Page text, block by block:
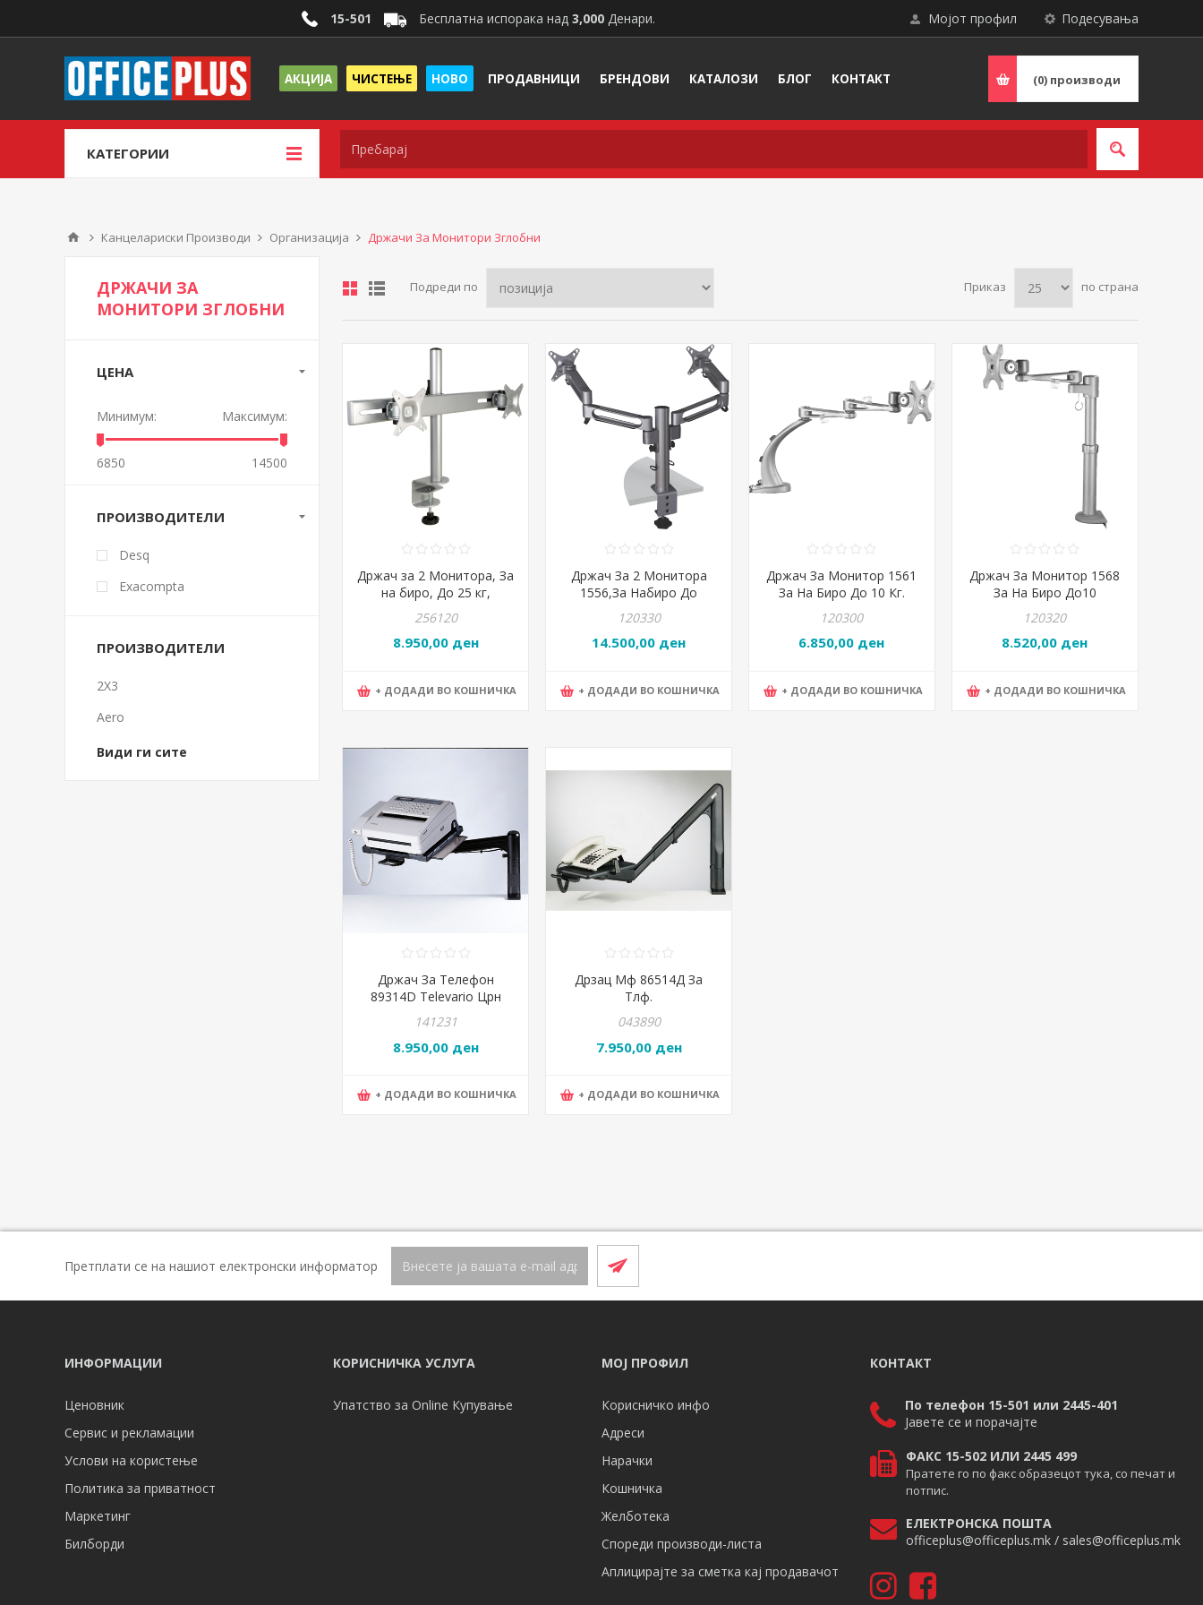
Подесувања
Мојот профил
15-501 Бесплатна испорака над 3,000 Денари.
АКЦИЈА ЧИСТЕЊЕ НОВО ПРОДАВНИЦИ БРЕНДОВИ КАТАЛОЗИ БЛОГ КОНТАКТ (0) производи
КАТЕГОРИИ
Канцелариски Производи Организација Држачи За Монитори Зглобни
Подреди по Приказ по страна
Држач за 2 Мониторa, За
на биро, До 25 кг,
Ротација на екран 90°,
Desq, 1559
256120
8.950,00 ден
+ ДОДАДИ ВО КОШНИЧКА
Држач За 2 Монитора
1556,За Набиро До
25Кг.Ротација До 90-
Долж.2-25Цм Височи
120330
14.500,00 ден
+ ДОДАДИ ВО КОШНИЧКА
Држач За Монитор 1561
За На Биро До 10 Кг.
Ротациај До180-Долж.20-
61Ц Висо
120300
6.850,00 ден
+ ДОДАДИ ВО КОШНИЧКА
Држач За Монитор 1568
За На Биро До10
Кг,Ротација До 180
-Долж. 30Цм Височина
120320
8.520,00 ден
+ ДОДАДИ ВО КОШНИЧКА
Држач За Телефон
89314D Televario Црн
141231
8.950,00 ден
+ ДОДАДИ ВО КОШНИЧКА
Дрзац Мф 86514Д За
Тлф.
043890
7.950,00 ден
+ ДОДАДИ ВО КОШНИЧКА
ДРЖАЧИ ЗА
МОНИТОРИ ЗГЛОБНИ
ЦЕНА
Минимум: Максимум:
6850 14500
ПРОИЗВОДИТЕЛИ
Desq
Exacompta
ПРОИЗВОДИТЕЛИ
2X3
Aero
Види ги сите
Претплати се на нашиот електронски информатор
ИНФОРМАЦИИ
Ценовник
Сервис и рекламации
Услови на користење
Политика за приватност
Маркетинг
Билборди
КОРИСНИЧКА УСЛУГА
Упатство за Online Купување
МОЈ ПРОФИЛ
Корисничко инфо
Адреси
Нарачки
Кошничка
Желботека
Спореди производи-листа
Аплицирајте за сметка кај продавачот
КОНТАКТ
По телефон 15-501 или 2445-401
Јавете се и порачајте
ФАКС 15-502 ИЛИ 2445 499
Пратете го по факс образецот тука, со печат и
потпис.
ЕЛЕКТРОНСКА ПОШТА
officeplus@officeplus.mk / sales@officeplus.mk